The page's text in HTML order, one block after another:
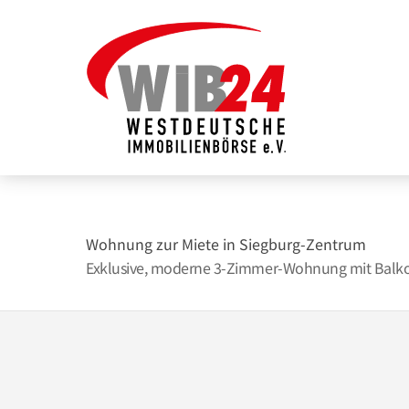
Wohnung zur Miete in Siegburg-Zentrum
Exklusive, moderne 3-Zimmer-Wohnung mit